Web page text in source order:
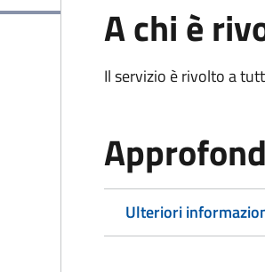
A chi è
Il servizio è rivolto a
Ulteriori